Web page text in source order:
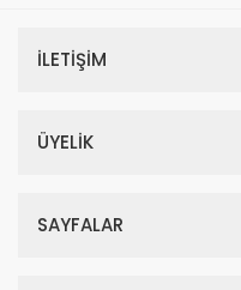
İLETİŞİM
ÜYELİK
SAYFALAR